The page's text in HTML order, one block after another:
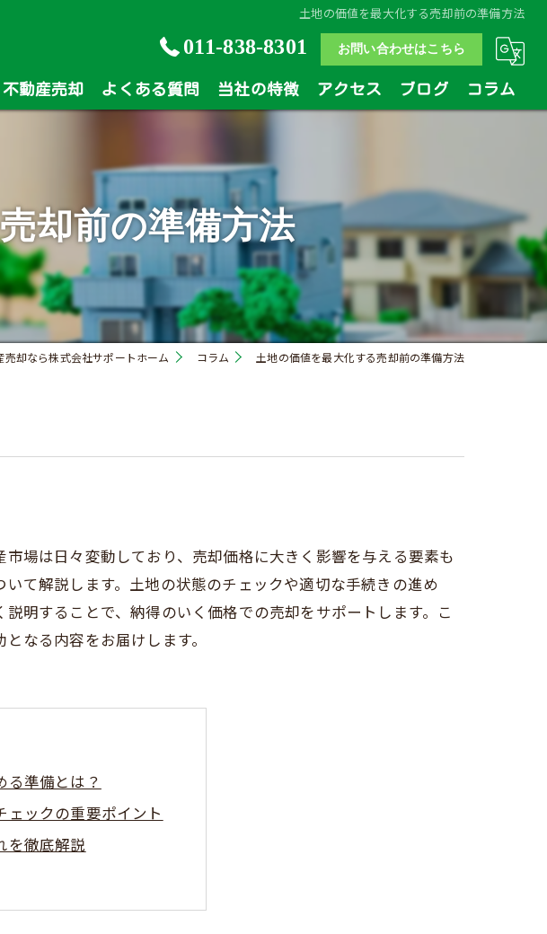
土地の価値を最大化する売却前の準備方法
011-838-8301 お問い合わせはこちら
不動産売却 よくある質問 当社の特徴
戸建
マンション
相続
買い替え
アクセス ブログ コラム
却前の準備方法
売却なら株式会社サポートホーム コラム 土地の価値を最大化する売却前の準備方法
場は日々変動しており、売却価格に大きく影響を与える要素も
て解説します。土地の状態のチェックや適切な手続きの進め
明することで、納得のいく価格での売却をサポートします。こ
なる内容をお届けします。
る準備とは？
ックの重要ポイント
を徹底解説
価格を引き上げる秘訣
約までの成功ストーリー